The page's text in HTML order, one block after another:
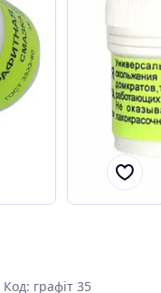
Код: графіт 35